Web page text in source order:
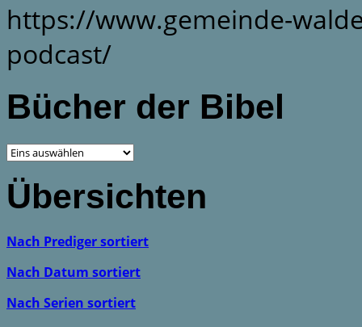
https://www.gemeinde-
podcast/
Bücher der Bibel
Übersichten
Nach Prediger sortiert
Nach Datum sortiert
Nach Serien sortiert